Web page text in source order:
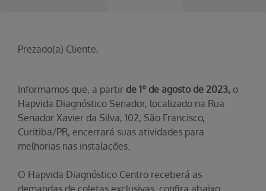
Prezado(a) Cliente,
Informamos que, a partir de 1º de agosto de 2023, o
Hapvida Diagnóstico Senador, localizado na Rua
Senador Xavier da Silva, 102, São Francisco,
Curitiba/PR, encerrará suas atividades para
melhorias nas instalações.
O Hapvida Diagnóstico Centro receberá as
demandas de coletas exclusivas, confira abaixo